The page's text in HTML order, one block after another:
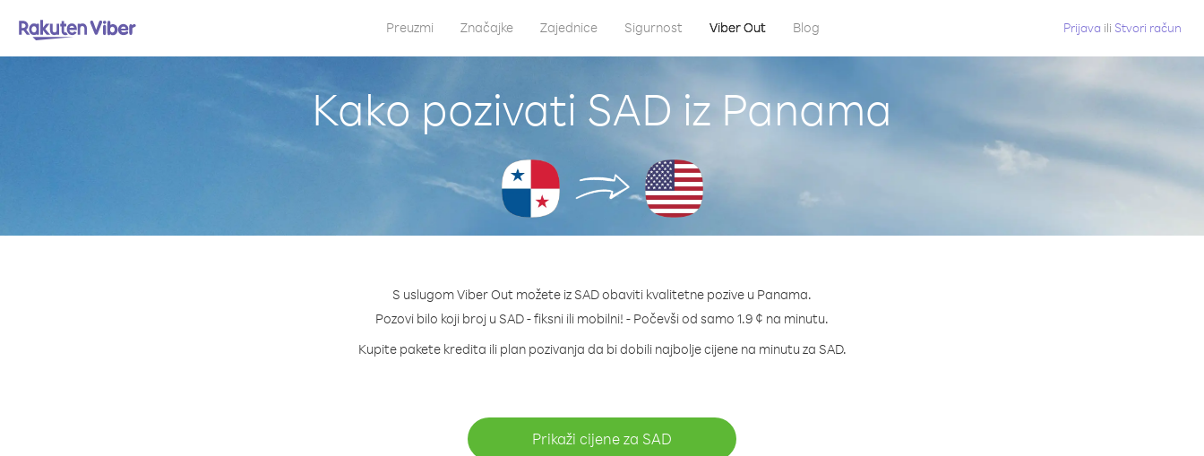
Preuzmi Značajke Zajednice Sigurnost Viber Out Blog Prijava ili Stvori račun
Kako pozivati SAD iz Panama
S uslugom Viber Out možete iz SAD obaviti kvalitetne pozive u Panama.
Pozovi bilo koji broj u SAD - fiksni ili mobilni! - Počevši od samo 1.9 ¢ na minutu.
Kupite pakete kredita ili plan pozivanja da bi dobili najbolje cijene na minutu za SAD.
Prikaži cijene za SAD